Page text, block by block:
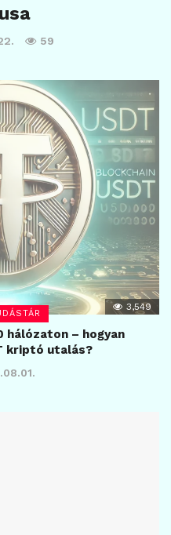
59
3,549
hálózaton – hogyan
kriptó utalás?